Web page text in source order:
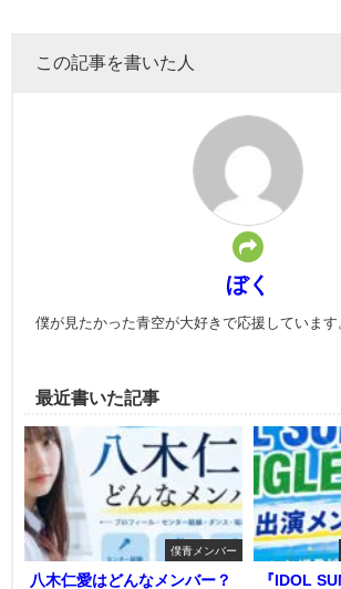
この記事を書いた人
ぼく
僕が見たかった青空が大好きで応援しています
最近書いた記事
僕青メンバー
八木仁愛はどんなメンバー？
『IDOL